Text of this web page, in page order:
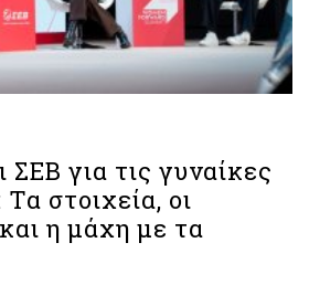
για τις γυναίκες
στοιχεία, οι
η μάχη με τα